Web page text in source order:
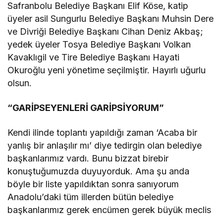
Safranbolu Belediye Başkanı Elif Köse, katip
üyeler asil Sungurlu Belediye Başkanı Muhsin Dere
ve Divriği Belediye Başkanı Cihan Deniz Akbaş;
yedek üyeler Tosya Belediye Başkanı Volkan
Kavaklıgil ve Tire Belediye Başkanı Hayati
Okuroğlu yeni yönetime seçilmiştir. Hayırlı uğurlu
olsun.
“GARİPSEYENLERİ GARİPSİYORUM”
Kendi ilinde toplantı yapıldığı zaman ‘Acaba bir
yanlış bir anlaşılır mı’ diye tedirgin olan belediye
başkanlarımız vardı. Bunu bizzat birebir
konuştuğumuzda duyuyorduk. Ama şu anda
böyle bir liste yapıldıktan sonra sanıyorum
Anadolu’daki tüm illerden bütün belediye
başkanlarımız gerek encümen gerek büyük meclis